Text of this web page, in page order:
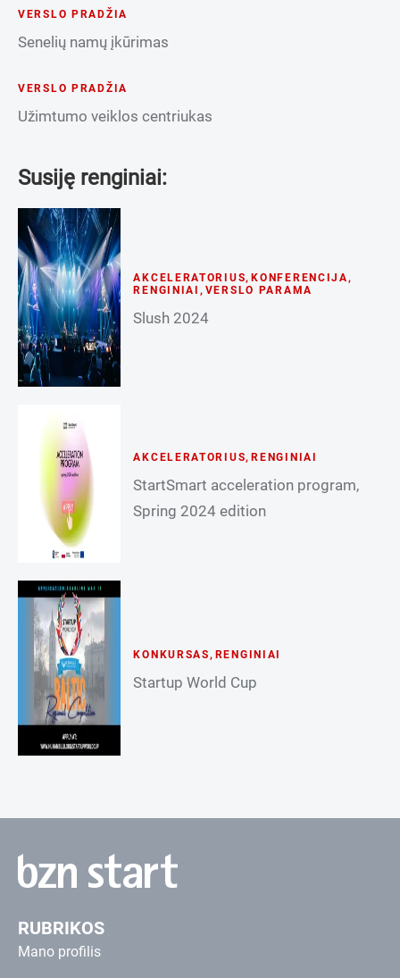
VERSLO PRADŽIA
Senelių namų įkūrimas
VERSLO PRADŽIA
Užimtumo veiklos centriukas
Susiję renginiai:
AKCELERATORIUS, KONFERENCIJA,
RENGINIAI , VERSLO PARAMA
Slush 2024
AKCELERATORIUS, RENGINIAI
StartSmart acceleration program,
Spring 2024 edition
KONKURSAS, RENGINIAI
Startup World Cup
RUBRIKOS
Mano profilis